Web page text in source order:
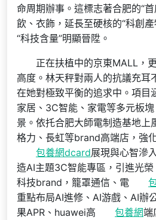
命周期辦事。這標志著合肥的“
飲、衣飾，延長至硬核的“科創產
“科技含量”明顯晉陞。
正在扶植中的京東MALL，
高度。林天秤對兩人的抗議充耳
在她對極致平衡的追求中。項目
家居、3C智能、家電等多元板
景。依托合肥大師電制造基地上
格力、長虹等brand高端店，強
包養網dcard展現與心智滲
造AI主題3C智能專區，引進光
科技brand，籠罩通信、電
重點布局AI進修、AI游戲、AI辦
果APR、huawei高
包養網端